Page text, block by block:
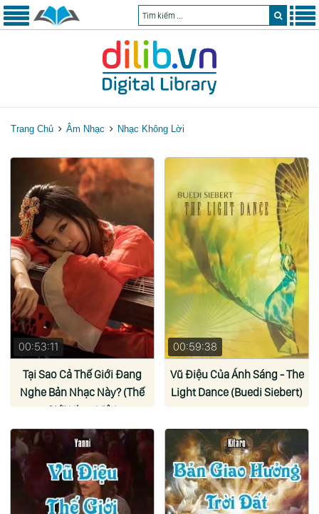
Trang Chủ Âm Nhạc Nhạc Không Lời
00:53:11
Tại Sao Cả Thế Giới Đang
Nghe Bản Nhạc Này? (Thế
Giới Nhạc Việt)
00:59:38
Vũ Điệu Của Ánh Sáng - The
Light Dance (Buedi Siebert)